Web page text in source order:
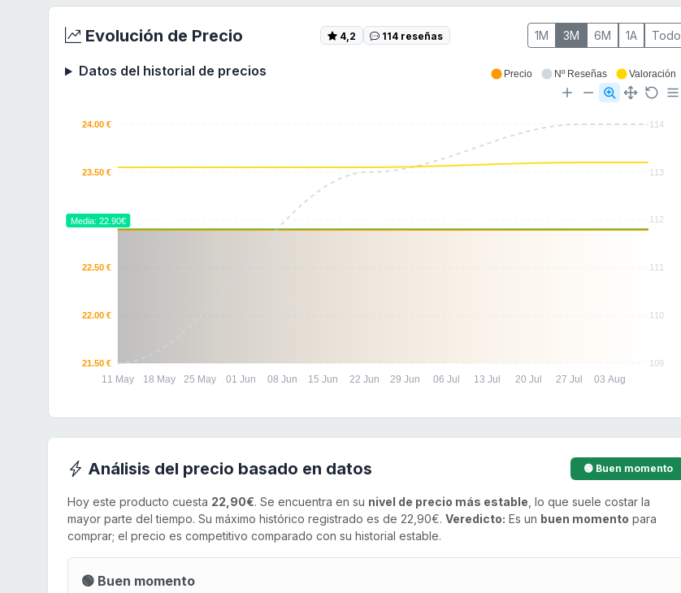
Evolución de Precio 4,2 114 reseñas 1M 3M 6M 1A Todo
Datos del historial de precios
114
113
112
111
110
109
24.00 €
23.50 €
23.00 €
22.50 €
22.00 €
21.50 €
11 May 18 May 25 May 01 Jun 08 Jun 15 Jun 22 Jun 29 Jun 06 Jul 13 Jul 20 Jul 27 Jul 03 Aug
Media: 22.90€
Precio Nº Reseñas Valoración
Análisis del precio basado en datos 🟢 Buen momento
Hoy este producto cuesta 22,90€. Se encuentra en su nivel de precio más estable , lo que suele costar la
mayor parte del tiempo. Su máximo histórico registrado es de 22,90€. Veredicto: Es un buen momento para
comprar; el precio es competitivo comparado con su historial estable.
🟢 Buen momento